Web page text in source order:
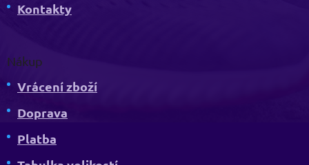
Kontakty
Nákup
Vrácení zboží
Doprava
Platba